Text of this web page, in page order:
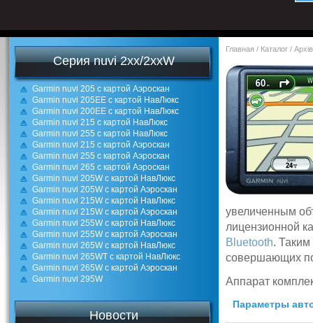
Серия nuvi 2хх/2ххW
Garmin nuvi 205 с картой Аэроскан
Garmin nuvi 205EE с картой НавЛюкс
Garmin nuvi 200EE с картой НавЛюкс
Garmin nuvi 215 с картой НавЛюкс
Garmin nuvi 255 с картой НавЛюкс
Garmin nuvi 215 с картой Аэроскан
Garmin nuvi 255 с картой Аэроскан
Garmin nuvi 265 с картой Аэроскан
Garmin nuvi 205W с картой НавЛюкс
Garmin nuvi 205W с картой Аэроскан
Garmin nuvi 215W с картой НавЛюкс
Garmin nuvi 215W с картой Аэроскан
Garmin nuvi 255W с картой НавЛюкс
Garmin nuvi 255W с картой Аэроскан
Garmin nuvi 265W с картой НавЛюкс
Garmin nuvi 265WT с картой НавЛюкс
Garmin nuvi 265W с картой Аэроскан
Garmin nuvi 295W
Новости
Главная / Каталог / Архів
увеличенным
лицензионной
Bluetooth.
совершающих
Аппарат
Параметры